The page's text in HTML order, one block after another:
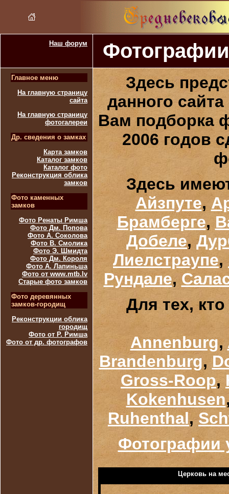
Наш форум
Главное меню
На главную страницу
сайта
На главную страницу
фотогалереи
Др. сведения о замках
Карта замков
Каталог замков
Каталог фото
Реконструкция облика
замков
Фото каменных
замков
Фото Ренаты Римша
Фото Дм. Попова
Фото А. Соколова
Фото В. Смолика
Фото Э. Шмидта
Фото Дм. Короля
Фото А. Лапиньша
Фото от www.mtb.lv
Старые фото замков
Фото деревянных
замков-городищ
Реконструкции облика
городищ
Фото от Р. Римша
Фото от др. фотографов
Здесь
данного
Вам подборка
2006 годов
Здесь
Айзпуте,
Брамберге,
Добеле,
Лиелстраупе,
Рундале,
Для тех,
Annenburg,
Brandenburg,
Gross-Roop,
Kokenhusen
Ruhenthal,
Фотографии
Церковь на